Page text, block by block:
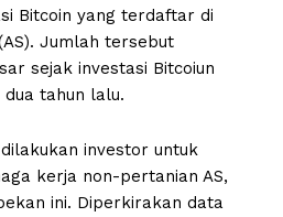
Bitcoin yang terdaftar di
Jumlah tersebut
sejak investasi Bitcoiun
dua tahun lalu.
investor untuk
kerja non-pertanian AS,
ini. Diperkirakan data